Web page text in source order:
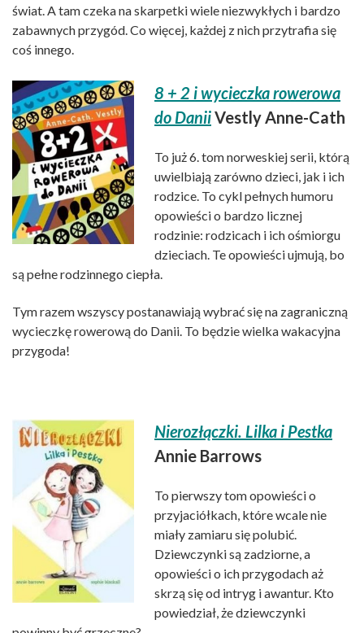
świat. A tam czeka na skarpetki wiele niezwykłych i bardzo
zabawnych przygód. Co więcej, każdej z nich przytrafia się
coś innego.
8 + 2 i wycieczka rowerowa
do DaniiVestly Anne-Cath
To już 6. tom norweskiej serii, którą
uwielbiają zarówno dzieci, jak i ich
rodzice. To cykl pełnych humoru
opowieści o bardzo licznej
rodzinie: rodzicach i ich ośmiorgu
dzieciach. Te opowieści ujmują, bo
są pełne rodzinnego ciepła.
Tym razem wszyscy postanawiają wybrać się na zagraniczną
wycieczkę rowerową do Danii. To będzie wielka wakacyjna
przygoda!
Nierozłączki. Lilka i Pestka
Annie Barrows
To pierwszy tom opowieści o
przyjaciółkach, które wcale nie
miały zamiaru się polubić.
Dziewczynki są zadziorne, a
opowieści o ich przygodach aż
skrzą się od intryg i awantur. Kto
powiedział, że dziewczynki